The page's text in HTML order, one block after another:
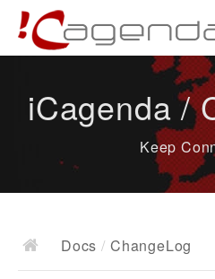
News
Docs
iCagenda /
Keep
Docs / ChangeLog